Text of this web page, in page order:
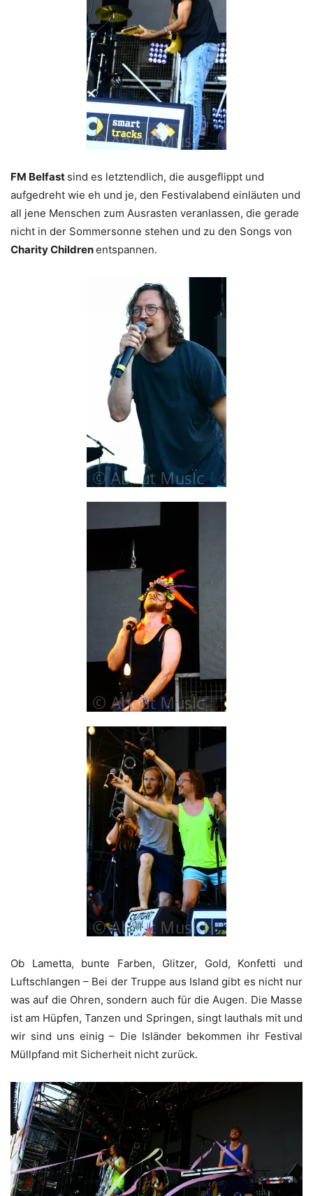
FM Belfast sind es letztendlich, die ausgeflippt und
aufgedreht wie eh und je, den Festivalabend einläuten und
all jene Menschen zum Ausrasten veranlassen, die gerade
nicht in der Sommersonne stehen und zu den Songs von
Charity Childrenentspannen.
Ob Lametta, bunte Farben, Glitzer, Gold, Konfetti und
Luftschlangen – Bei der Truppe aus Island gibt es nicht nur
was auf die Ohren, sondern auch für die Augen. Die Masse
ist am Hüpfen, Tanzen und Springen, singt lauthals mit und
wir sind uns einig – Die Isländer bekommen ihr Festival
Müllpfand mit Sicherheit nicht zurück.